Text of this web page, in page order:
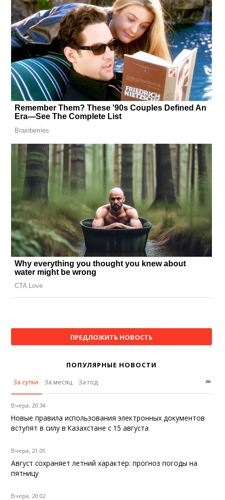
ПРЕДЛОЖИТЬ НОВОСТЬ
ПОПУЛЯРНЫЕ НОВОСТИ
За сутки
За месяц За год ∞
Вчера, 20:34
Новые правила использования электронных документов
вступят в силу в Казахстане с 15 августа
Вчера, 21:05
Август сохраняет летний характер: прогноз погоды на
пятницу
Вчера, 20:02